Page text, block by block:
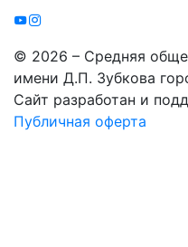
© 2026 – Средняя
имени Д.П. Зубкова
Сайт разработан и
Публичная оферта